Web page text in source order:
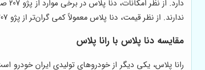
ندارند. از نظر قیمت، دنا پلاس معمولاً کمی گران‌تر از پژو 207 صندوقدار است.
مقایسه دنا پلاس با رانا پلاس
رانا پلاس، یکی دیگر از خودروهای تولیدی ایران خودرو